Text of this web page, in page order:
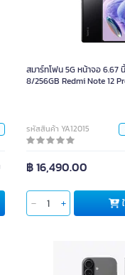
สี
สมาร์ทโฟน 5G หน้าจอ 6.67
8/256GB Redmi Note 12
รหัสสินค้า YA12015
฿ 16,490.00
สมาร์ทโฟน 5G หน้
8/256GB Redmi Note
ใส่ตะกร้า